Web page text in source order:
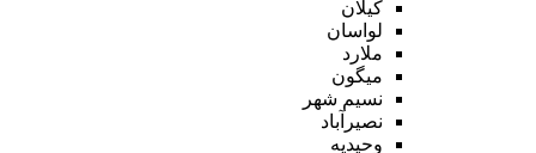
کیلان
لواسان
ملارد
میگون
نسیم شهر
نصیرآباد
وحیدیه